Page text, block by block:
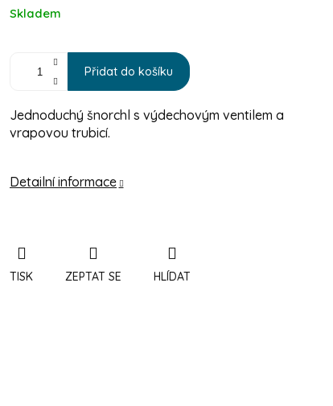
Měrná cena:
Skladem
Přidat do košíku
Jednoduchý šnorchl s výdechovým ventilem a
vrapovou trubicí.
Detailní informace
TISK ZEPTAT SE HLÍDAT